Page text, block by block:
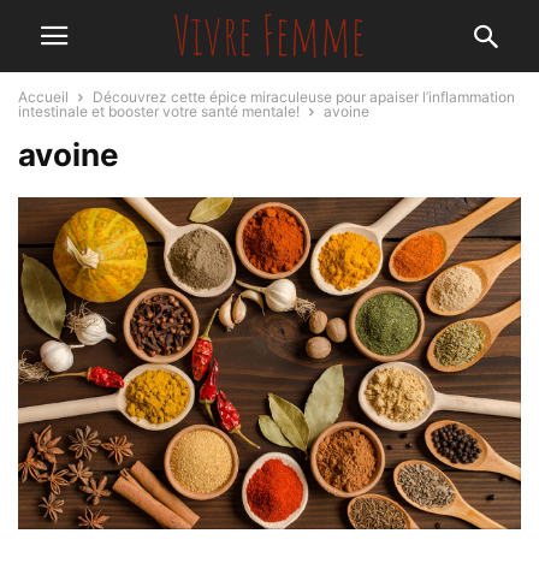
Accueil
Découvrez cette épice miraculeuse pour apaiser l’inflammation
intestinale et booster votre santé mentale!
avoine
avoine